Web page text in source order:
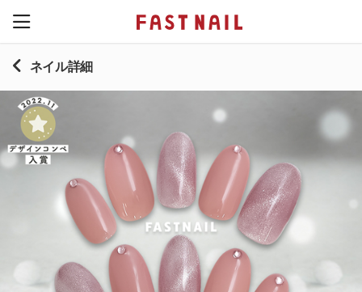
ネイル詳細